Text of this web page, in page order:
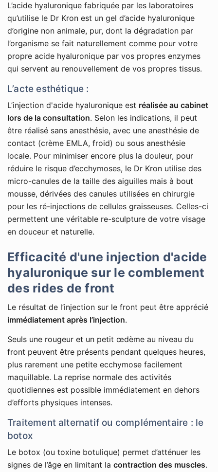
L’acide hyaluronique fabriquée par les laboratoires
qu’utilise le Dr Kron est un gel d’acide hyaluronique
d’origine non animale, pur, dont la dégradation par
l’organisme se fait naturellement comme pour votre
propre acide hyaluronique par vos propres enzymes
qui servent au renouvellement de vos propres tissus.
L’acte esthétique :
L’injection d'acide hyaluronique est réalisée au cabinet
lors de la consultation. Selon les indications, il peut
être réalisé sans anesthésie, avec une anesthésie de
contact (crème EMLA, froid) ou sous anesthésie
locale. Pour minimiser encore plus la douleur, pour
réduire le risque d’ecchymoses, le Dr Kron utilise des
micro-canules de la taille des aiguilles mais à bout
mousse, dérivées des canules utilisées en chirurgie
pour les ré-injections de cellules graisseuses. Celles-ci
permettent une véritable re-sculpture de votre visage
en douceur et naturelle.
Efficacité d'une injection d'acide
hyaluronique sur le comblement
des rides de front
Le résultat de l’injection sur le front peut être apprécié
immédiatement après l’injection.
Seuls une rougeur et un petit œdème au niveau du
front peuvent être présents pendant quelques heures,
plus rarement une petite ecchymose facilement
maquillable. La reprise normale des activités
quotidiennes est possible immédiatement en dehors
d’efforts physiques intenses.
Traitement alternatif ou complémentaire : le
botox
Le botox (ou toxine botulique) permet d’atténuer les
signes de l’âge en limitant la contraction des muscles.